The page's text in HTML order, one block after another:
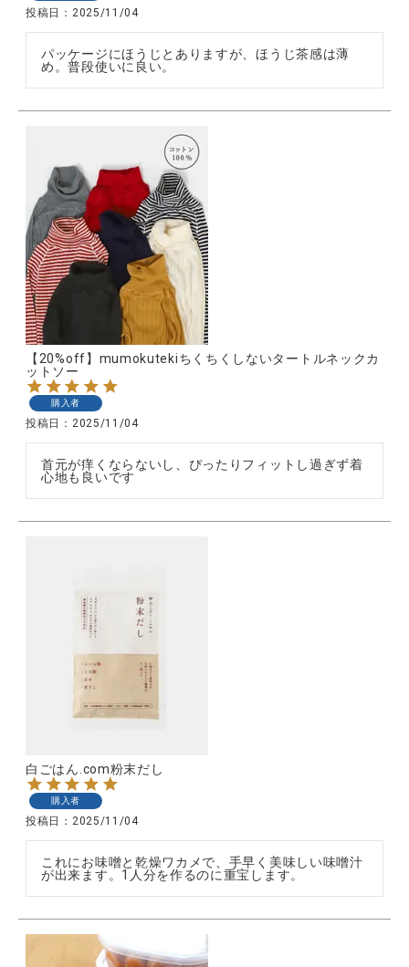
投稿日 2025/11/04
パッケージにほうじとありますが、ほうじ茶感は薄
め。普段使いに良い。
【20%off】mumokutekiちくちくしないタートルネックカ
ットソー
購入者
投稿日 2025/11/04
首元が痒くならないし、ぴったりフィットし過ぎず着
心地も良いです
白ごはん.com粉末だし
購入者
投稿日 2025/11/04
これにお味噌と乾燥ワカメで、手早く美味しい味噌汁
が出来ます。1人分を作るのに重宝します。